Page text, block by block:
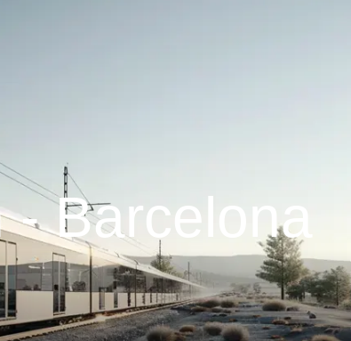
Barcelona